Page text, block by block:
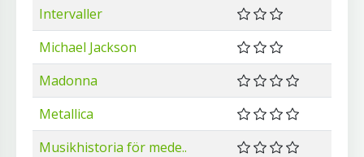
Intervaller
Michael Jackson
Madonna
Metallica
Musikhistoria för mede..